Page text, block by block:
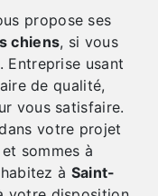
propose ses
chiens, si vous
. Entreprise usant
de qualité,
vous satisfaire.
votre projet
et sommes à
à Saint-